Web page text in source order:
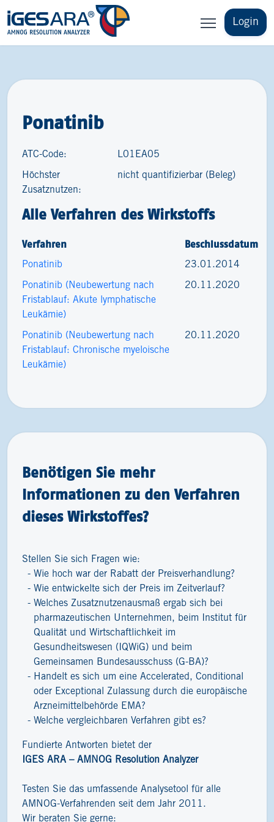
Login
Ponatinib
ATC-Code: L01EA05
Höchster
Zusatznutzen:
nicht quantifizierbar (Beleg)
Alle Verfahren des Wirkstoffs
Verfahren Beschlussdatum
Ponatinib 23.01.2014
Ponatinib (Neubewertung nach
Fristablauf: Akute lymphatische
Leukämie)
20.11.2020
Ponatinib (Neubewertung nach
Fristablauf: Chronische myeloische
Leukämie)
20.11.2020
Benötigen Sie mehr
Informationen zu den Verfahren
dieses Wirkstoffes?
Stellen Sie sich Fragen wie:
Wie hoch war der Rabatt der Preisverhandlung?
Wie entwickelte sich der Preis im Zeitverlauf?
Welches Zusatznutzenausmaß ergab sich bei
pharmazeutischen Unternehmen, beim Institut für
Qualität und Wirtschaftlichkeit im
Gesundheitswesen (IQWiG) und beim
Gemeinsamen Bundesausschuss (G-BA)?
Handelt es sich um eine Accelerated, Conditional
oder Exceptional Zulassung durch die europäische
Arzneimittelbehörde EMA?
Welche vergleichbaren Verfahren gibt es?
Fundierte Antworten bietet der
IGES ARA – AMNOG Resolution Analyzer
Testen Sie das umfassende Analysetool für alle
AMNOG-Verfahrenden seit dem Jahr 2011.
Wir beraten Sie gerne: